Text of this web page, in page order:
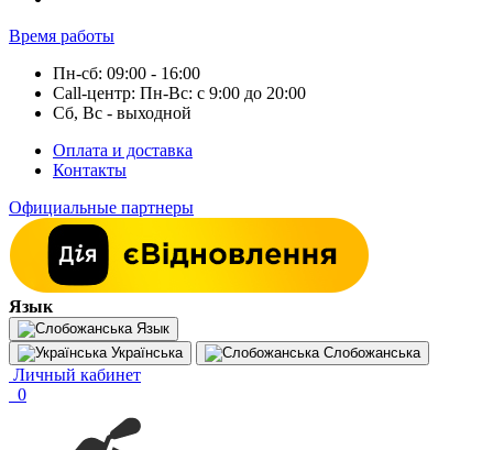
Время работы
Пн-сб: 09:00 - 16:00
Call-центр: Пн-Вс: с 9:00 до 20:00
Сб, Вс - выходной
Оплата и доставка
Контакты
Официальные партнеры
Язык
Язык
Українська
Слобожанська
Личный кабинет
0